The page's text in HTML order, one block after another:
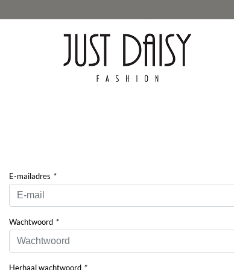
E-mailadres *
Wachtwoord *
Herhaal wachtwoord *